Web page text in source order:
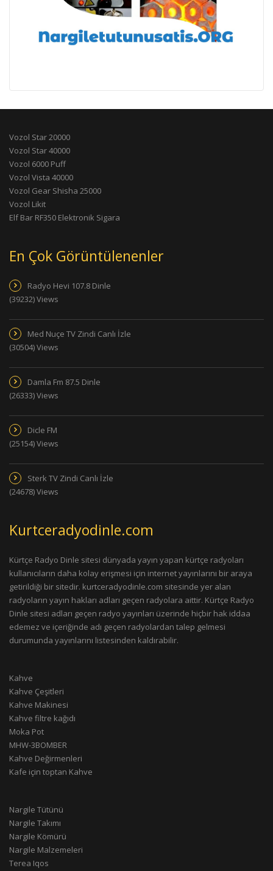
Vozol Star 20000
Vozol Star 40000
Vozol 6000 Puff
Vozol Vista 40000
Vozol Gear Shisha 25000
Vozol Likit
Elf Bar RF350 Elektronik Sigara
En Çok Görüntülenenler
Radyo Hevi 107.8 Dinle
(39232) Views
Med Nuçe TV Zindi Canlı İzle
(30504) Views
Damla Fm 87.5 Dinle
(26333) Views
Dicle FM
(25154) Views
Sterk TV Zindi Canlı İzle
(24678) Views
Kurtceradyodinle.com
Kürtçe Radyo Dinle sitesi dünyada yayın yapan kürtçe radyoları
kullanıcıların daha kolay erişmesi için internet yayınlarını bir araya
getirildiği bir sitedir. kurtceradyodinle.com sitesinde yer alan
radyoların yayın hakları adları geçen radyolara aittir. Kürtçe Radyo
Dinle sitesi adları geçen radyo yayınları üzerinde hiçbir hak iddaa
edemez ve içeriğinde adı geçen radyolardan talep gelmesi
durumunda yayınlarını listesinden kaldırabilir.
Kahve
Kahve Çeşitleri
Kahve Makinesi
Kahve filtre kağıdı
Moka Pot
MHW-3BOMBER
Kahve Değirmenleri
Kafe için toptan Kahve
Nargile Tütünü
Nargile Takımı
Nargile Kömürü
Nargile Malzemeleri
Terea Iqos